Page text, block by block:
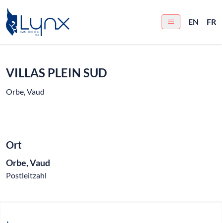
EN FR
VILLAS PLEIN SUD
Orbe, Vaud
Ort
Orbe, Vaud
Postleitzahl